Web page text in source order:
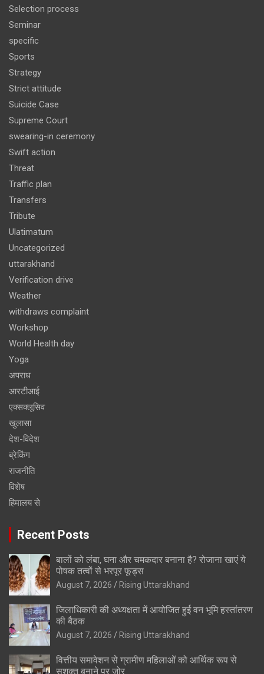
Selection process
Seminar
specific
Sports
Strategy
Strict attitude
Suicide Case
Supreme Court
swearing-in ceremony
Swift action
Threat
Traffic plan
Transfers
Tribute
Ulatimatum
Uncategorized
uttarakhand
Verification drive
Weather
withdraws complaint
Workshop
World Health day
Yoga
अपराध
आरटीआई
एक्सक्लूसिव
खुलासा
देश-विदेश
ब्रेकिंग
राजनीति
विशेष
हिमालय से
Recent Posts
बालों को लंबा, घना और चमकदार बनाना है? रोजाना खाएं ये
पोषक तत्वों से भरपूर फूड्स
August 7, 2026 Rising Uttarakhand
जिलाधिकारी की अध्यक्षता में आयोजित हुई वन भूमि हस्तांतरण
की बैठक
August 7, 2026 Rising Uttarakhand
वित्तीय समावेशन से ग्रामीण महिलाओं को आर्थिक रूप से
सशक्त बनाने पर जोर